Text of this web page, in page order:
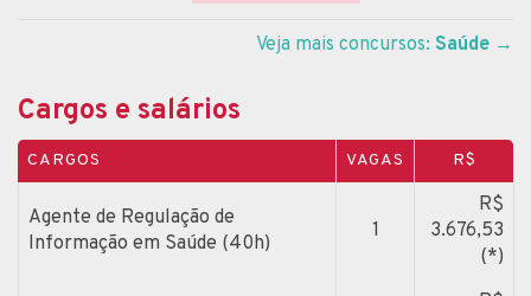
Veja mais concursos: Saúde →
Cargos e salários
CARGOS VAGAS R$
Agente de Regulação de
Informação em Saúde (40h)
1
R$
3.676,53
(*)